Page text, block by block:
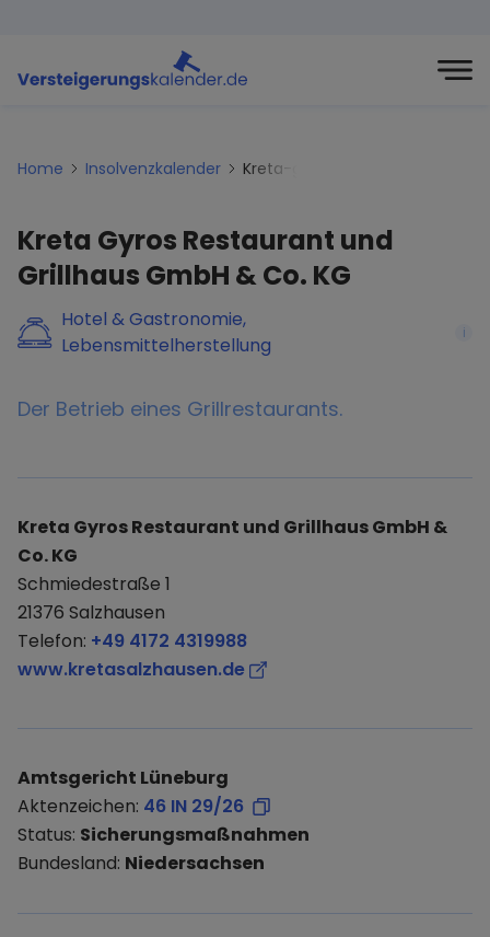
Home Insolvenzkalender Kreta-gyros-restaurant-und-
Kreta Gyros Restaurant und
Grillhaus GmbH & Co. KG
Hotel & Gastronomie,
Lebensmittelherstellung
i
Der Betrieb eines Grillrestaurants.
Kreta Gyros Restaurant und Grillhaus GmbH &
Co. KG
Schmiedestraße 1
21376 Salzhausen
Telefon: +49 4172 4319988
www.kretasalzhausen.de
Amtsgericht Lüneburg
Aktenzeichen: 46 IN 29/26
Status: Sicherungsmaßnahmen
Bundesland: Niedersachsen